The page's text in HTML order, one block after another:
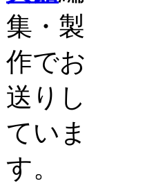
集・製
作でお
送りし
ていま
す。